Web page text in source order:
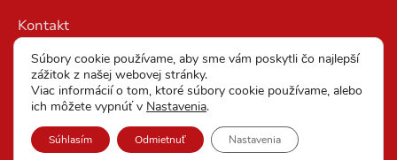
Kontakt
Impressum
VOP
Nastavenia cookies
Súbory cookie používame, aby sme vám poskytli čo najlepší
zážitok z našej webovej stránky.
Viac informácií o tom, ktoré súbory cookie používame, alebo
ich môžete vypnúť v Nastavenia.
Súhlasím Odmietnuť Nastavenia